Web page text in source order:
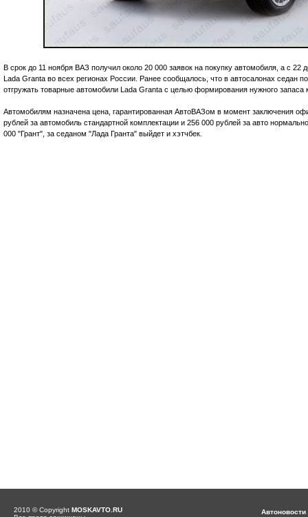
В срок до 11 ноября ВАЗ получил около 20 000 заявок на покупку автомобиля, а с
Lada Granta во всех регионах России. Ранее сообщалось, что в автосалонах седан
отгружать товарные автомобили Lada Granta с целью формирования нужного запаса
Автомобилям назначена цена, гарантированная АвтоВАЗом в момент заключения
рублей за автомобиль стандартной комплектации и 256 000 рублей за авто
000 "Грант", за седаном "Лада Гранта" выйдет и хэтчбек.
2010 © Copyright MOSKAVTO.RU
Автоновости